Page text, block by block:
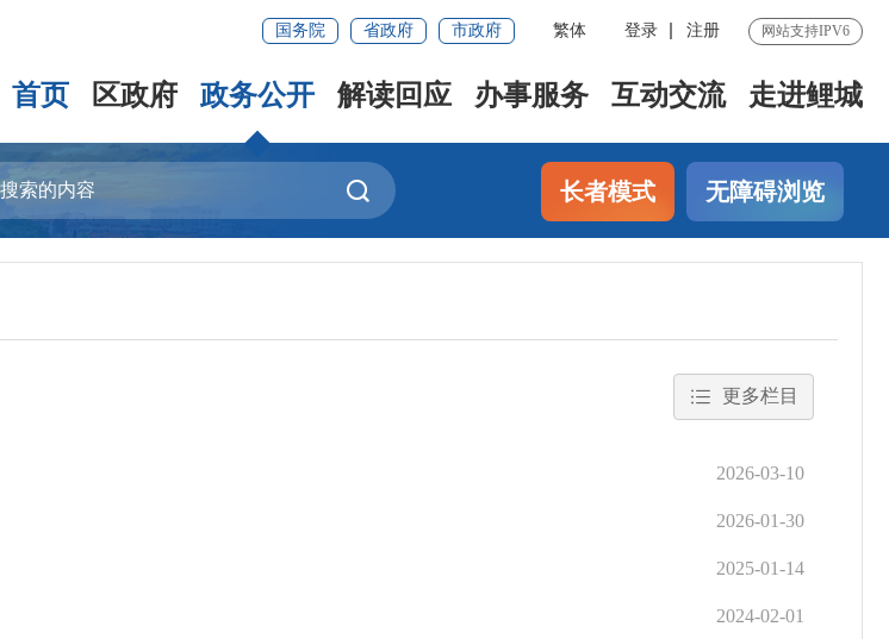
国务院 省政府 市政府 繁体 登录 注册 网站支持IPV6
首页 区政府 政务公开 解读回应 办事服务 互动交流 走进鲤城
长者模式 无障碍浏览
更多栏目
2026-03-10
2026-01-30
2025-01-14
2024-02-01